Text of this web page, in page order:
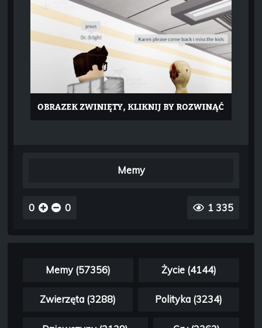
Memy
0 0 1 335
Memy (57356) Życie (4144)
Zwierzęta (3288) Polityka (3234)